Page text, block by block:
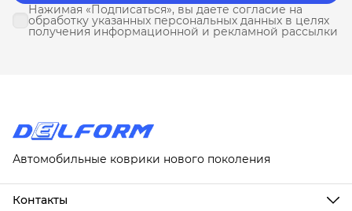
Нажимая «Подписаться», вы даете согласие на
обработку указанных персональных данных в целях
получения информационной и рекламной рассылки
Автомобильные коврики нового поколения
Контакты